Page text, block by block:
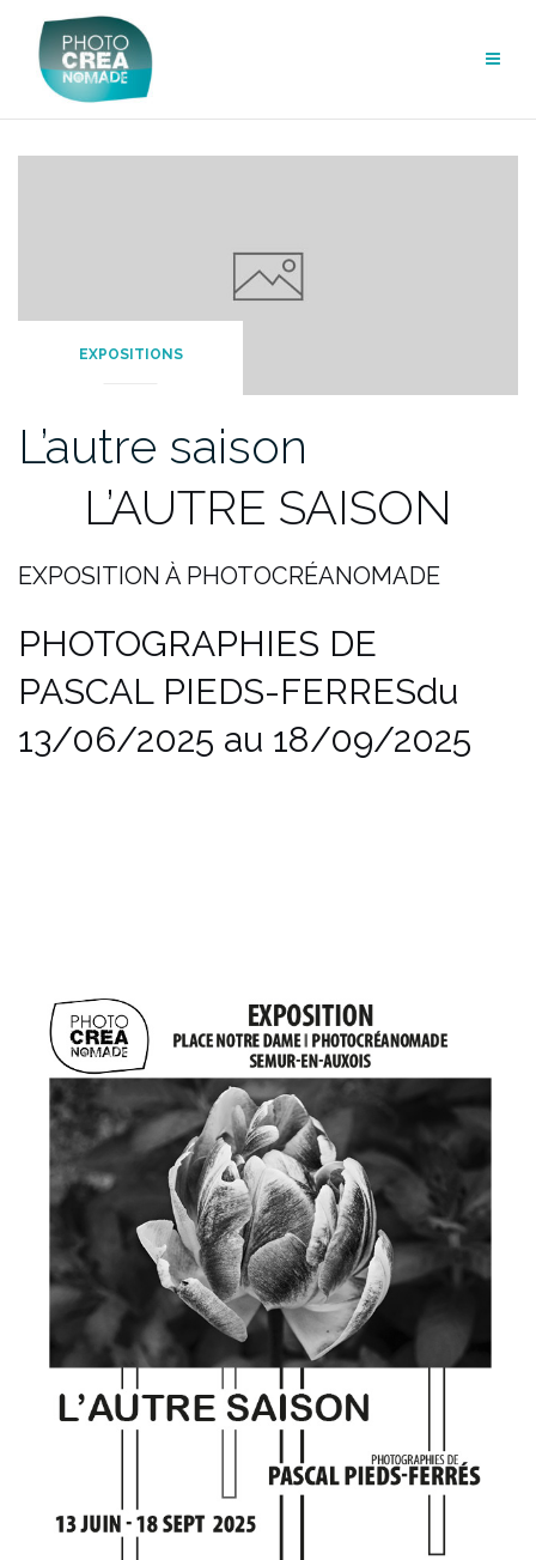
contenu
EXPOSITIONS
L’autre saison
L’AUTRE SAISON
EXPOSITION À PHOTOCRÉANOMADE
PHOTOGRAPHIES DE
PASCAL PIEDS-FERRESdu
13/06/2025 au 18/09/2025